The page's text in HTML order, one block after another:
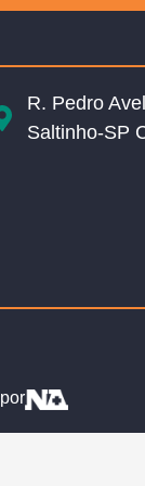
R. Pedro
Saltinho-SP